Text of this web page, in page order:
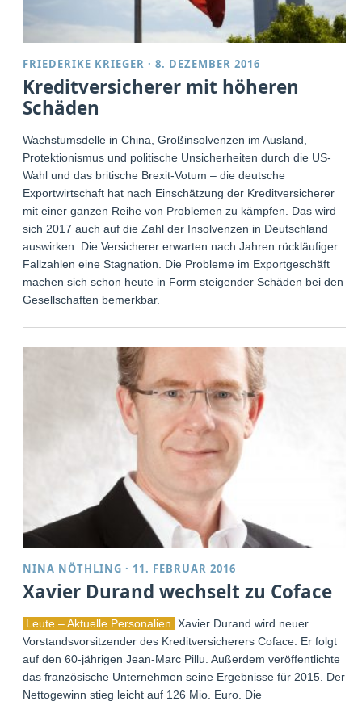
FRIEDERIKE KRIEGER ·8. DEZEMBER 2016
Kreditversicherer mit höheren
Schäden
Wachstumsdelle in China, Großinsolvenzen im Ausland,
Protektionismus und politische Unsicherheiten durch die US-
Wahl und das britische Brexit-Votum – die deutsche
Exportwirtschaft hat nach Einschätzung der Kreditversicherer
mit einer ganzen Reihe von Problemen zu kämpfen. Das wird
sich 2017 auch auf die Zahl der Insolvenzen in Deutschland
auswirken. Die Versicherer erwarten nach Jahren rückläufiger
Fallzahlen eine Stagnation. Die Probleme im Exportgeschäft
machen sich schon heute in Form steigender Schäden bei den
Gesellschaften bemerkbar.
NINA NÖTHLING · 11. FEBRUAR 2016
Xavier Durand wechselt zu Coface
Leute – Aktuelle Personalien Xavier Durand wird neuer
Vorstandsvorsitzender des Kreditversicherers Coface. Er folgt
auf den 60-jährigen Jean-Marc Pillu. Außerdem veröffentlichte
das französische Unternehmen seine Ergebnisse für 2015. Der
Nettogewinn stieg leicht auf 126 Mio. Euro. Die